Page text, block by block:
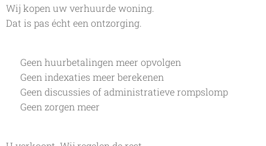
Wij kopen uw verhuurde woning.
Dat is pas écht een ontzorging.
✔ Geen huurbetalingen meer opvolgen
✔ Geen indexaties meer berekenen
✔ Geen discussies of administratieve rompslomp
✔ Geen zorgen meer